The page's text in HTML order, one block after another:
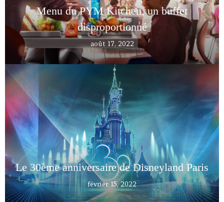
Menu du PYM Kitchen, un buffet
disproportionné
août 17, 2022
Le 30ème anniversaire de Disneyland Paris
février 15, 2022